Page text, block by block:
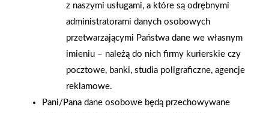
z naszymi usługami, a które są odrębnymi
administratorami danych osobowych
przetwarzającymi Państwa dane we własnym
imieniu – należą do nich firmy kurierskie czy
pocztowe, banki, studia poligraficzne, agencje
reklamowe.
Pani/Pana dane osobowe będą przechowywane